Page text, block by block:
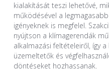
kialakítását teszi lehetővé,
működésével a
igényeknek is megfelel.
nyújtson a klímagerendák
alkalmazási feltételeiről, így
üzemeltetők és
döntéseket hozhassanak.